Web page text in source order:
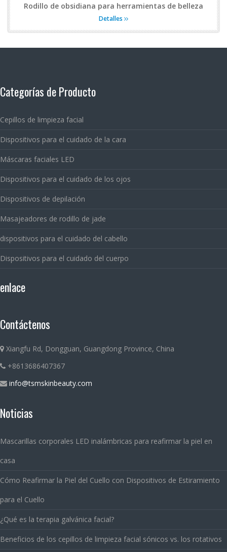
Rodillo de obsidiana para herramientas de belleza
Detalles
Categorías de Producto
Cepillos de limpieza facial
Dispositivos para el cuidado de la cara
Máscaras faciales LED
Dispositivos para el cuidado de los ojos
Dispositivos de depilación
Masajeadores de rodillo de jade
dispositivos para el cuidado del cabello
Dispositivos para el cuidado del cuerpo
enlace
Contáctenos
Xiangfu Rd, Dongguan, Guangdong Province, China
+8613686407367
info@tsmskinbeauty.com
Noticias
Mascarillas corporales LED inalámbricas para reafirmar la piel en
casa
Cómo Reafirmar la Piel del Cuello con Dispositivos de Estiramiento
para el Cuello
¿Qué es la terapia galvánica facial?
Beneficios de los cepillos de limpieza facial sónicos vs. los rotativos